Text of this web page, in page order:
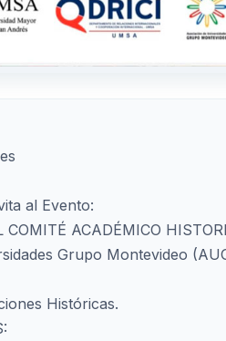
al Evento:
ACADÉMICO
Grupo Montevideo
Históricas.